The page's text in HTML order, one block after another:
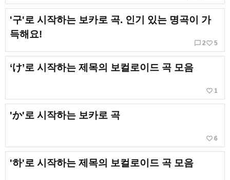
'구'로 시작하는 보카로 곡. 인기 있는 명곡이 가
득해요!
chat_bubble_outline 2favorite_border 5
‘け’로 시작하는 제목의 보컬로이드 곡 모음
favorite_border 1
'か'로 시작하는 보카로 곡
favorite_border 6
'하'로 시작하는 제목의 보컬로이드 곡 모음